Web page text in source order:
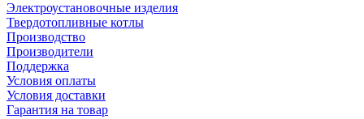
Электроустановочные изделия
Твердотопливные котлы
Производство
Производители
Поддержка
Условия оплаты
Условия доставки
Гарантия на товар